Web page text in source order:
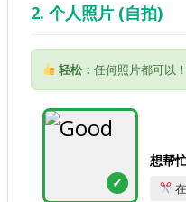
2. 个人照片 (自拍)
轻松： 任何照片都可以
✓
想帮